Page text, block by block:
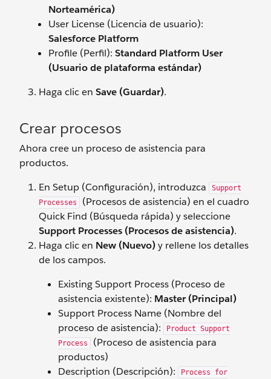
Norteamérica)
User License (Licencia de usuario):
Salesforce Platform
Profile (Perfil): Standard Platform User
(Usuario de plataforma estándar)
Haga clic en Save (Guardar).
Crear procesos
Ahora cree un proceso de asistencia para
productos.
En Setup (Configuración), introduzca
Support
Processes
(Procesos de asistencia) en el cuadro
Quick Find (Búsqueda rápida) y seleccione
Support Processes (Procesos de asistencia).
Haga clic en New (Nuevo)y rellene los detalles
de los campos.
Existing Support Process (Proceso de
asistencia existente): Master (Principal)
Support Process Name (Nombre del
proceso de asistencia):
Product Support
Process
(Proceso de asistencia para
productos)
Description (Descripción):
Process for